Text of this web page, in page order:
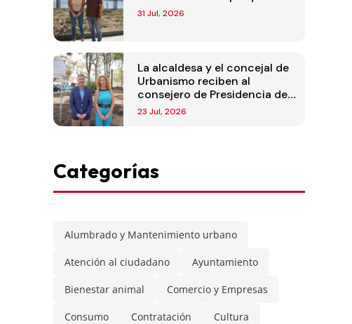
31 Jul, 2026
La alcaldesa y el concejal de
Urbanismo reciben al
consejero de Presidencia de
la Comunidad de Madrid
23 Jul, 2026
Categorías
Alumbrado y Mantenimiento urbano
Atención al ciudadano Ayuntamiento
Bienestar animal Comercio y Empresas
Consumo Contratación Cultura